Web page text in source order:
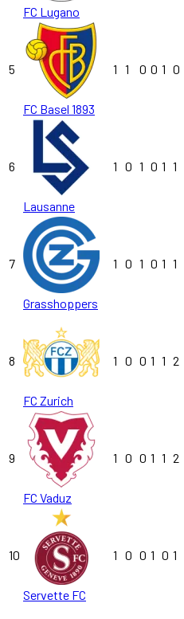
FC Lugano
5
FC Basel 1893
1 1 0 0 1 0
6
Lausanne
1 0 1 0 1 1
7
Grasshoppers
1 0 1 0 1 1
8
FC Zurich
1 0 0 1 1 2
9
FC Vaduz
1 0 0 1 1 2
10
Servette FC
1 0 0 1 0 1